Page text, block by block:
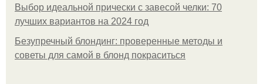
Выбор идеальной прически с завесой челки: 70
лучших вариантов на 2024 год
Безупречный блондинг: проверенные методы и
советы для самой в блонд покраситься